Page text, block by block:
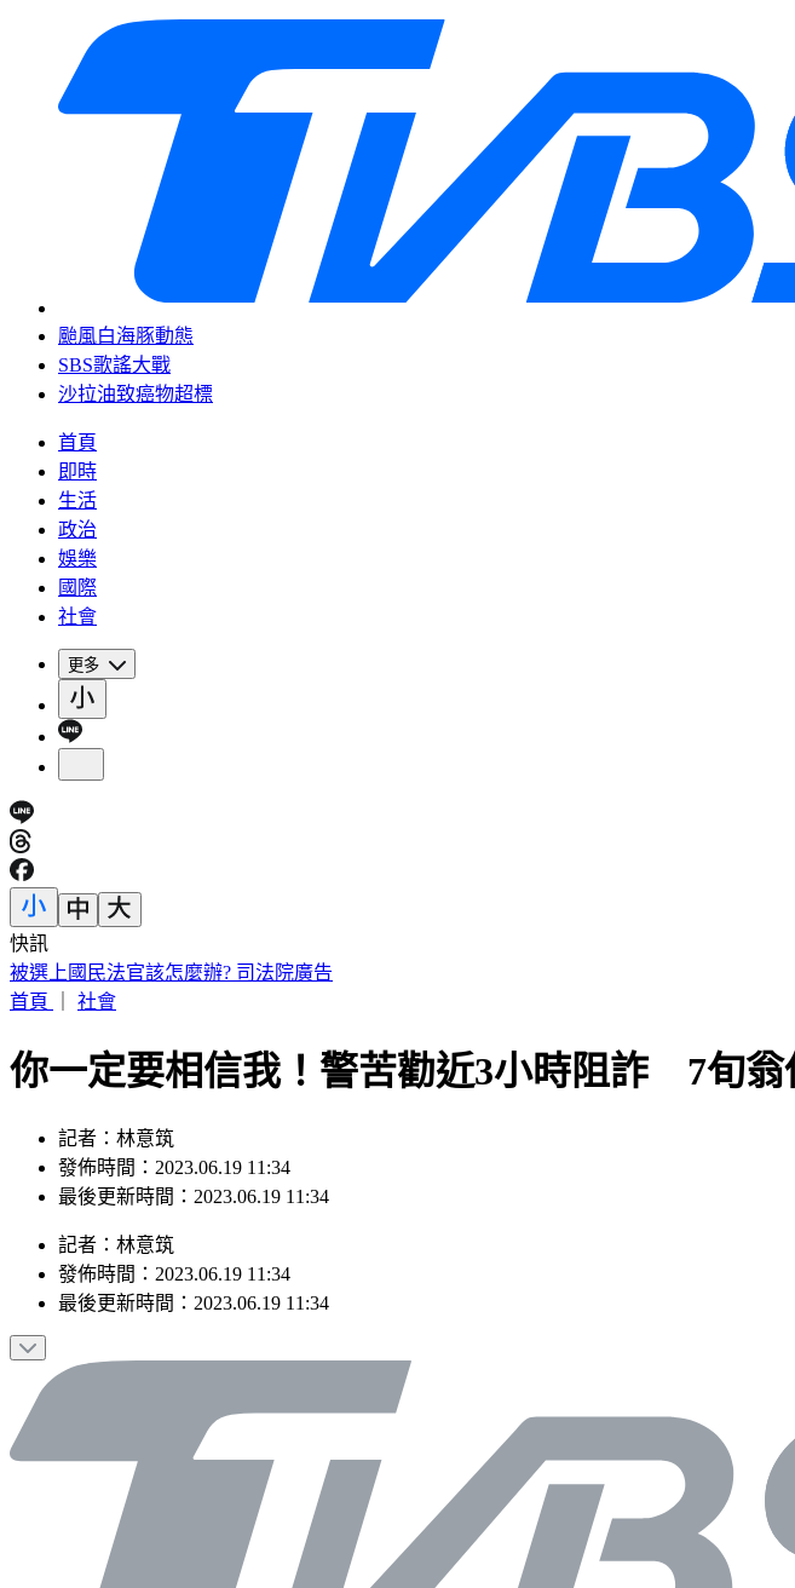
颱風白海豚動態
SBS歌謠大戰
沙拉油致癌物超標
首頁
即時
生活
政治
娛樂
國際
社會
更多
快訊
「蓋簽名」遭出征！東發號塗漆 沈伯洋、蔣萬安簽名全不留
首頁
社會
你一定要相信我！警苦勸近3小時阻詐 7旬翁
記者：林意筑
發佈時間：2023.06.19 11:34
最後更新時間：2023.06.19 11:34
記者 ： 林意筑
發佈時間： 2023.06.19 11:34
最後更新時間： 2023.06.19 11:34